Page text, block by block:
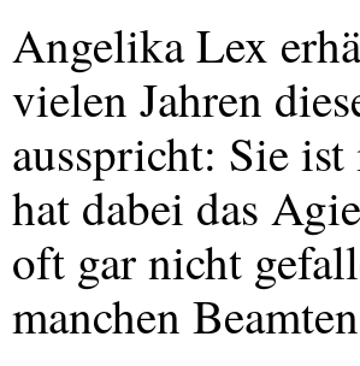
Angelika Lex
vielen Jahren
ausspricht: Sie
hat dabei das
oft gar nicht
manchen